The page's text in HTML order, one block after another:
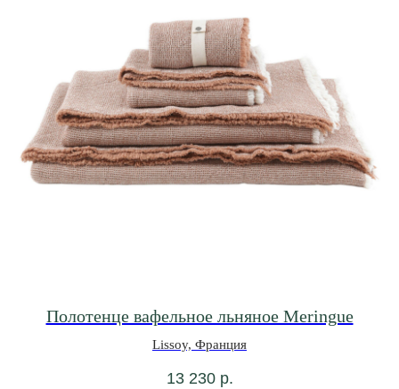
Полотенце вафельное льняное Meringue
Lissoy, Франция
13 230 р.